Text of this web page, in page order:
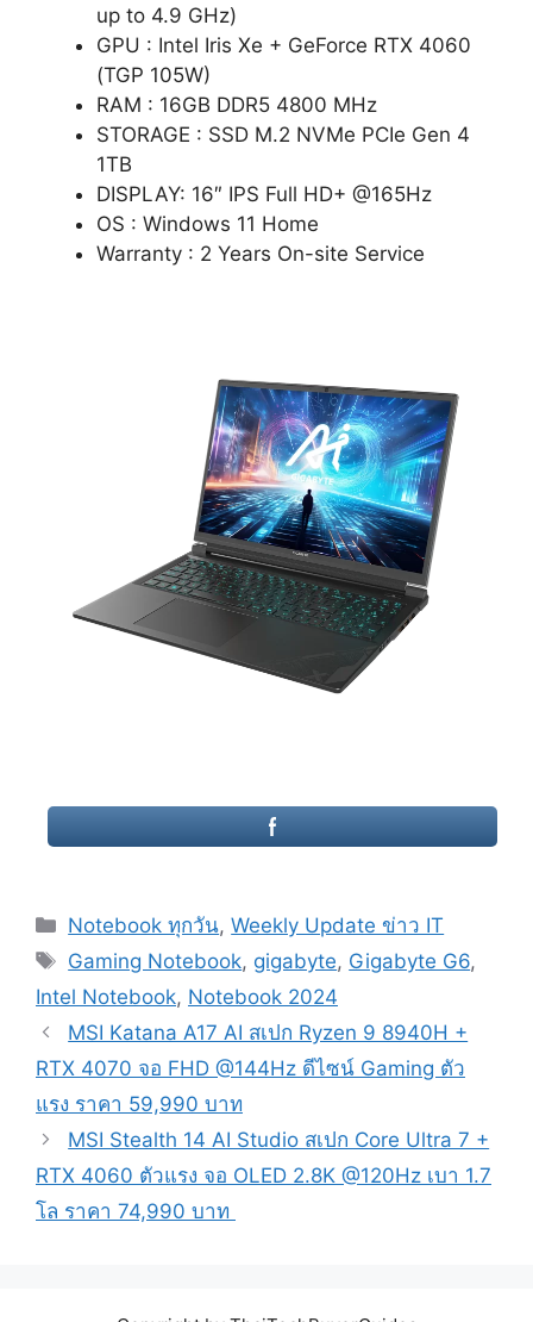
up to 4.9 GHz)
GPU : Intel Iris Xe + GeForce RTX 4060
(TGP 105W)
RAM : 16GB DDR5 4800 MHz
STORAGE : SSD M.2 NVMe PCIe Gen 4
1TB
DISPLAY: 16″ IPS Full HD+ @165Hz
OS : Windows 11 Home
Warranty : 2 Years On-site Service
Categories
Notebook ทุกวัน,Weekly Update ข่าว IT
Tags
Gaming Notebook, gigabyte, Gigabyte G6,
Intel Notebook, Notebook 2024
Post
navigation
MSI Katana A17 AI สเปก Ryzen 9 8940H +
RTX 4070 จอ FHD @144Hz ดีไซน์ Gaming ตัว
แรง ราคา 59,990 บาท
MSI Stealth 14 AI Studio สเปก Core Ultra 7 +
RTX 4060 ตัวแรง จอ OLED 2.8K @120Hz เบา 1.7
โล ราคา 74,990 บาท